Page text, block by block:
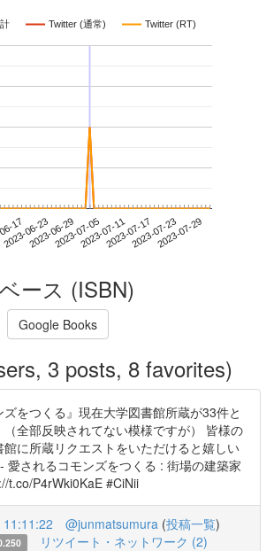
Twitter (通常) Twitter (RT)
17
2023-06-232023-06-292023-07-052023-07-112023-07-172023-07-232023-07-29
ース (ISBN)
Google Books
3 posts, 8 favorites)
ズをつくる』現在大学図書館所蔵が33件と
全部反映されてない模様ですが） 皆様の
に所蔵リクエストをいただけると嬉しい
愛されるコモンズをつくる : 街場の建築家
t.co/P4rWki0KaE #CiNii
@junmatsumura (投稿一覧)
リツイート・ネットワーク (2)